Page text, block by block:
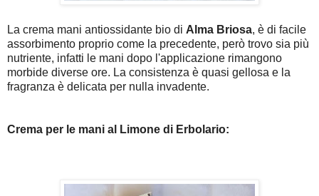
La crema mani antiossidante bio di Alma Briosa, è di facile
assorbimento proprio come la precedente, però trovo sia più
nutriente, infatti le mani dopo l'applicazione rimangono
morbide diverse ore. La consistenza è quasi gellosa e la
fragranza è delicata per nulla invadente.
Crema per le mani al Limone di Erbolario: